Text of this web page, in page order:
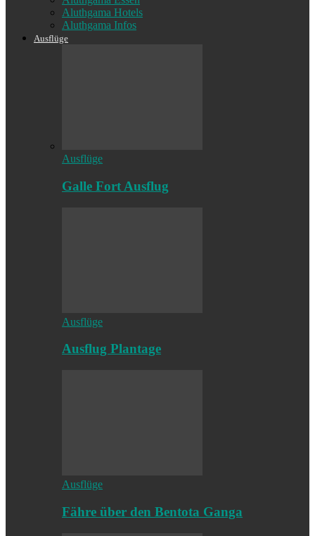
Aluthgama Hotels
Aluthgama Infos
Ausflüge
Ausflüge
Galle Fort Ausflug
Ausflüge
Ausflug Plantage
Ausflüge
Fähre über den Bentota Ganga